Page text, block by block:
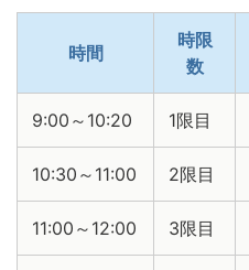
時間
時限
数
9:00～10:20 1限目
10:30～11:00 2限目
11:00～12:00 3限目